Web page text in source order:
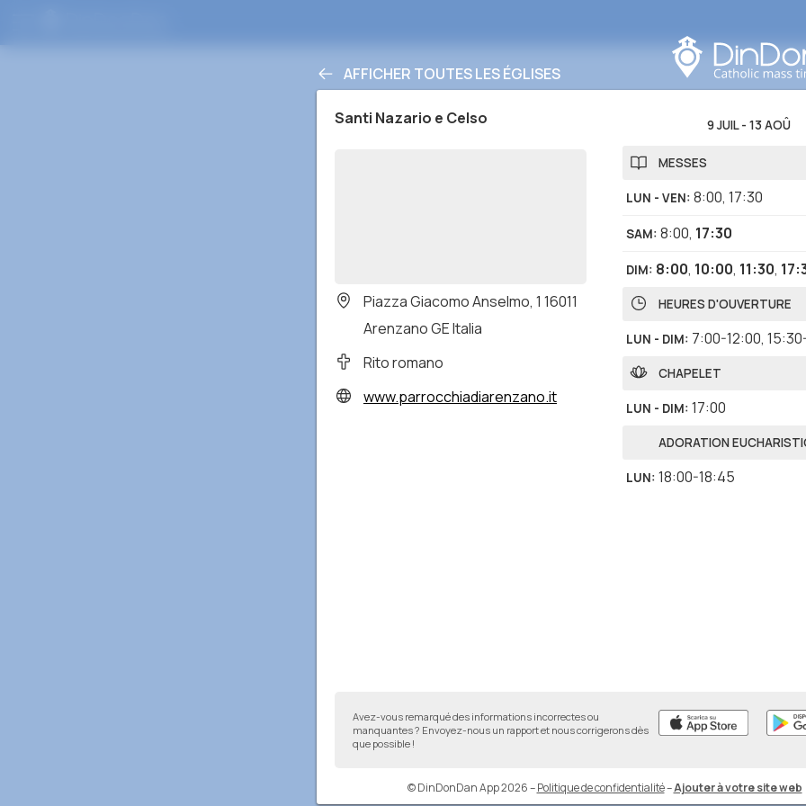
AFFICHER TOUTES LES ÉGLISES
Santi Nazario e Celso
Piazza Giacomo Anselmo, 1 16011
Arenzano GE Italia
Rito romano
www.parrocchiadiarenzano.it
9 JUIL- 13 AOÛ
MESSES
LUN - VEN: 8:00, 17:30
SAM: 8:00, 17:30
DIM: 8:00, 10:00, 11:30,
HEURES D'OUVERTURE
LUN - DIM: 7:00-12:00,
CHAPELET
LUN - DIM: 17:00
ADORATION
LUN: 18:00-18:45
Avez-vous remarqué des informations incorrectes ou
manquantes ? Envoyez-nous un rapport et nous corrigerons dès
que possible !
© DinDonDan App 2026– Politique de confidentialité–Ajouter à votre site web